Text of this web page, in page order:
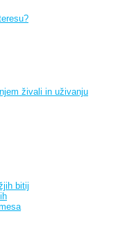
živali in uživanju
bitij